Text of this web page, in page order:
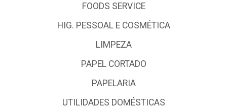
FOODS SERVICE
HIG. PESSOAL E COSMÉTICA
LIMPEZA
PAPEL CORTADO
PAPELARIA
UTILIDADES DOMÉSTICAS